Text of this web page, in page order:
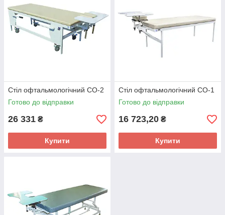
Стіл офтальмологічний СО-2
Готово до відправки
26 331 ₴
Купити
Стіл офтальмологічний СО-1
Готово до відправки
16 723,20 ₴
Купити